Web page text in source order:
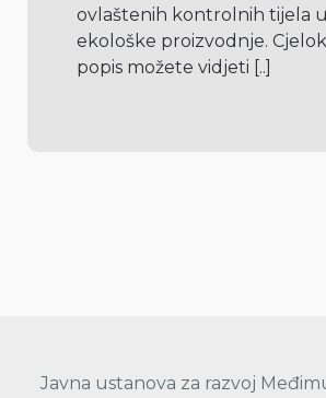
ovlaštenih kontrolnih tijela
ekološke proizvodnje.
popis možete vidjeti [..]
Javna ustanova za razvoj